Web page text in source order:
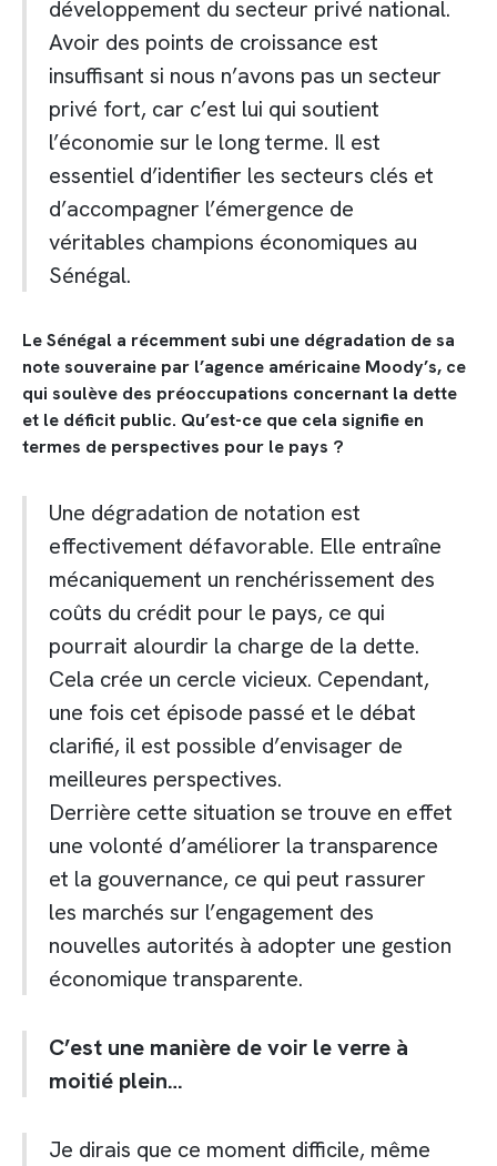
développement du secteur privé national.
Avoir des points de croissance est
insuffisant si nous n’avons pas un secteur
privé fort, car c’est lui qui soutient
l’économie sur le long terme. Il est
essentiel d’identifier les secteurs clés et
d’accompagner l’émergence de
véritables champions économiques au
Sénégal.
Le Sénégal a récemment subi une dégradation de sa
note souveraine par l’agence américaine Moody’s, ce
qui soulève des préoccupations concernant la dette
et le déficit public. Qu’est-ce que cela signifie en
termes de perspectives pour le pays ?
Une dégradation de notation est
effectivement défavorable. Elle entraîne
mécaniquement un renchérissement des
coûts du crédit pour le pays, ce qui
pourrait alourdir la charge de la dette.
Cela crée un cercle vicieux. Cependant,
une fois cet épisode passé et le débat
clarifié, il est possible d’envisager de
meilleures perspectives.
Derrière cette situation se trouve en effet
une volonté d’améliorer la transparence
et la gouvernance, ce qui peut rassurer
les marchés sur l’engagement des
nouvelles autorités à adopter une gestion
économique transparente.
C’est une manière de voir le verre à
moitié plein…
Je dirais que ce moment difficile, même